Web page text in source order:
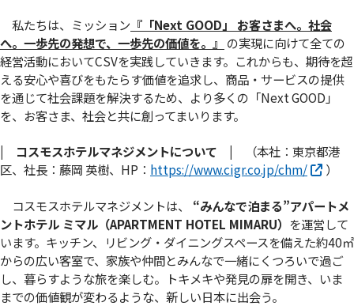
私たちは、ミッション 『「Next GOOD」 お客さまへ。社会
へ。⼀歩先の発想で、⼀歩先の価値を。』 の実現に向けて全ての
経営活動においてCSVを実践していきます。これからも、期待を超
える安心や喜びをもたらす価値を追求し、商品・サービスの提供
を通じて社会課題を解決するため、より多くの「Next GOOD」
を、お客さま、社会と共に創ってまいります。
| コスモスホテルマネジメントについて | （本社：東京都港
区、社長：藤岡 英樹、HP： https://www.cigr.co.jp/chm/ ）
コスモスホテルマネジメントは、
“みんなで泊まる”アパートメ
ントホテル ミマル（APARTMENT HOTEL MIMARU） を運営して
います。キッチン、リビング・ダイニングスペースを備えた約40㎡
からの広い客室で、家族や仲間とみんなで一緒にくつろいで過ご
し、暮らすような旅を楽しむ。トキメキや発見の扉を開き、いま
までの価値観が変わるような、新しい日本に出会う。